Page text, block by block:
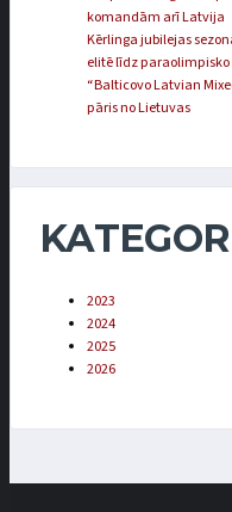
komandām arī Latvija
Kērlinga jubilejas
elitē līdz paraolimpisko
“Balticovo Latvian
pāris no Lietuvas
2023
2024
2025
2026